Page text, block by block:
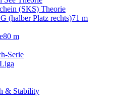
(SKS) Theorie
(halber Platz rechts)71 m
80 m
Serie
& Stability